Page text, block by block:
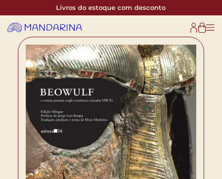
Livros do estoque com desconto